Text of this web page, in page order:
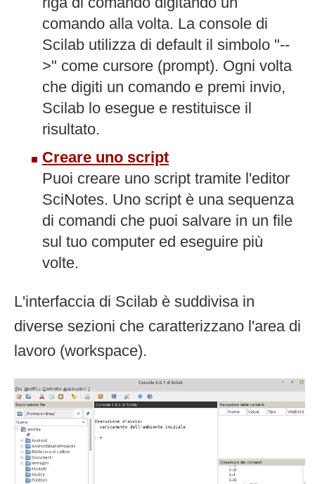
comando alla volta. La console di
Scilab utilizza di default il simbolo "--
>" come cursore (prompt). Ogni volta
che digiti un comando e premi invio,
Scilab lo esegue e restituisce il
risultato.
Creare uno script
Puoi creare uno script tramite l'editor
SciNotes. Uno script è una sequenza
di comandi che puoi salvare in un file
sul tuo computer ed eseguire più
volte.
L'interfaccia di Scilab è suddivisa in
diverse sezioni che caratterizzano l'area di
lavoro (workspace).